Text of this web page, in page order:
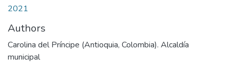
2021
Authors
Carolina del Príncipe (Antioquia, Colombia). Alcaldía
municipal